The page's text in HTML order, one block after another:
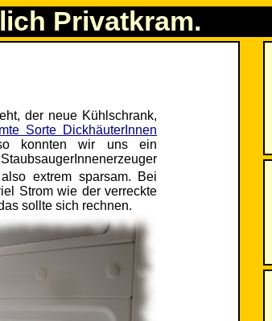
Privatkram.
der neue Kühlschrank,
Sorte DickhäuterInnen
konnten wir uns ein
extrem sparsam. Bei
Strom wie der verreckte
sollte sich rechnen.